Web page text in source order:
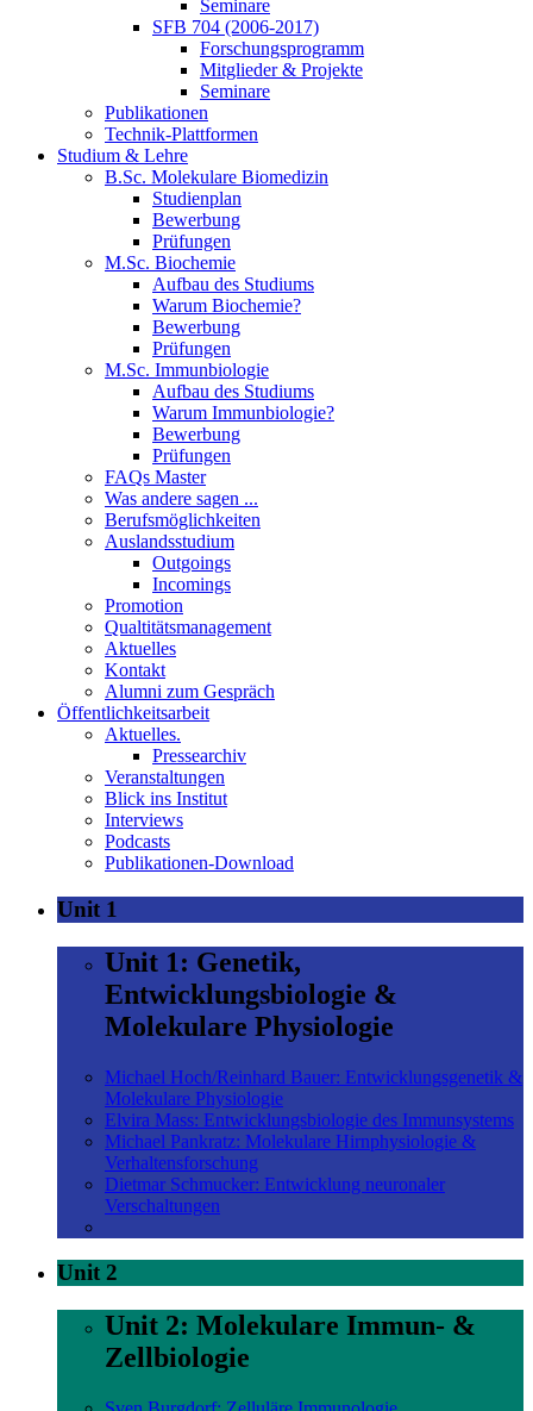
Seminare
SFB 704 (2006-2017)
Forschungsprogramm
Mitglieder & Projekte
Seminare
Publikationen
Technik-Plattformen
Studium & Lehre
B.Sc. Molekulare Biomedizin
Studienplan
Bewerbung
Prüfungen
M.Sc. Biochemie
Aufbau des Studiums
Warum Biochemie?
Bewerbung
Prüfungen
M.Sc. Immunbiologie
Aufbau des Studiums
Warum Immunbiologie?
Bewerbung
Prüfungen
FAQs Master
Was andere sagen ...
Berufsmöglichkeiten
Auslandsstudium
Outgoings
Incomings
Promotion
Qualtitätsmanagement
Aktuelles
Kontakt
Alumni zum Gespräch
Öffentlichkeitsarbeit
Aktuelles.
Pressearchiv
Veranstaltungen
Blick ins Institut
Interviews
Podcasts
Publikationen-Download
Unit 1
Unit 1: Genetik,
Entwicklungsbiologie &
Molekulare Physiologie
Michael Hoch/Reinhard Bauer: Entwicklungsgenetik &
Molekulare Physiologie
Elvira Mass: Entwicklungsbiologie des Immunsystems
Michael Pankratz: Molekulare Hirnphysiologie &
Verhaltensforschung
Dietmar Schmucker: Entwicklung neuronaler
Verschaltungen
Unit 2
Unit 2: Molekulare Immun- &
Zellbiologie